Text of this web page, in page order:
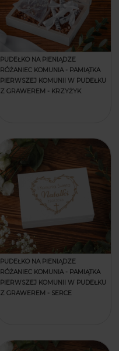
PUDEŁKO NA PIENIĄDZE
RÓŻANIEC KOMUNIA - PAMIĄTKA
PIERWSZEJ KOMUNII W PUDEŁKU
Z GRAWEREM - KRZYŻYK
PUDEŁKO NA PIENIĄDZE
RÓŻANIEC KOMUNIA - PAMIĄTKA
PIERWSZEJ KOMUNII W PUDEŁKU
Z GRAWEREM - SERCE